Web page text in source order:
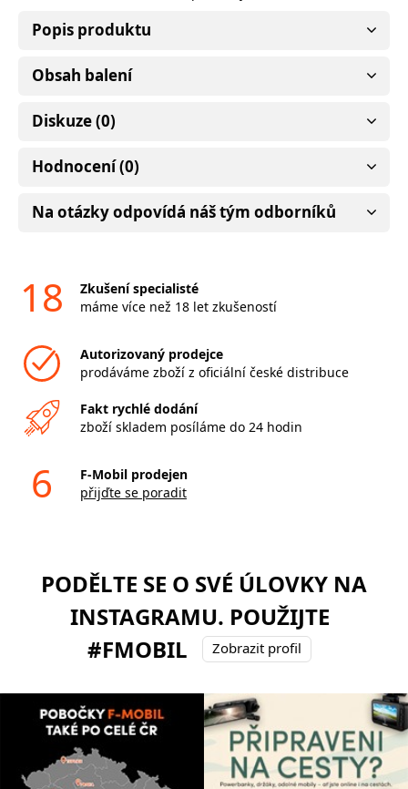
Popis produktu
Obsah balení
Diskuze (0)
Hodnocení (0)
Na otázky odpovídá náš tým odborníků
18
Zkušení specialisté
máme více než 18 let zkušeností
Autorizovaný prodejce
prodáváme zboží z oficiální české distribuce
Fakt rychlé dodání
zboží skladem posíláme do 24 hodin
6
F-Mobil prodejen
přijďte se poradit
PODĚLTE SE O SVÉ ÚLOVKY NA
INSTAGRAMU. POUŽIJTE
#FMOBIL
Zobrazit profil